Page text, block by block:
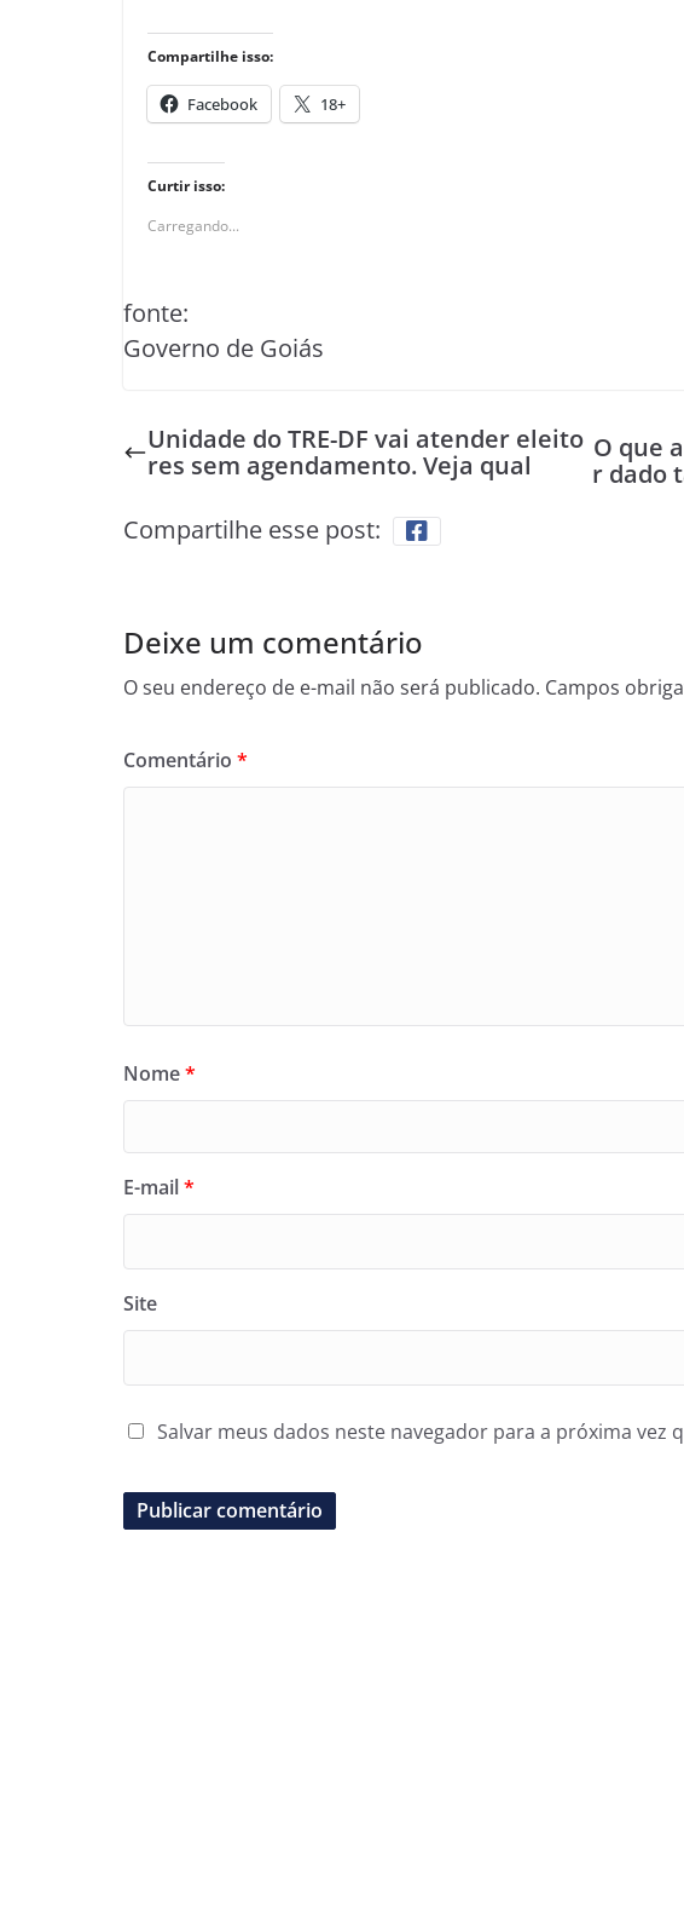
Compartilhe isso:
Facebook 18+
Curtir isso:
Carregando...
fonte:
Governo de Goiás
Unidade do TRE-DF vai atender eleito
res sem agendamento. Veja qual
O que
r dado
Compartilhe esse post:
Deixe um comentário
O seu endereço de e-mail não será publicado. Campos
Comentário *
Nome*
E-mail*
Site
Salvar meus dados neste navegador para a próxima vez